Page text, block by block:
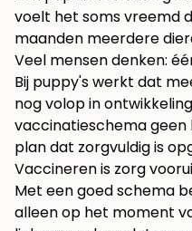
voelt het soms vreemd
maanden meerdere
Veel mensen denken:
Bij puppy's werkt dat
nog volop in
vaccinatieschema geen
plan dat zorgvuldig is
Vaccineren is zorg
Met een goed schema
alleen op het moment